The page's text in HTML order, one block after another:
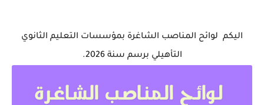
اليكم لوائح المناصب الشاغرة بمؤسسات التعليم الثانوي
التأهيلي برسم سنة 2026.